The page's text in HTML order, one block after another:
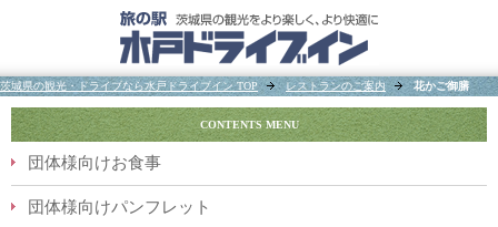
茨城県の観光・ドライブなら水戸ドライブイン TOP レストランのご案内 花かご御膳
CONTENTS MENU
団体様向けお食事
団体様向けパンフレット